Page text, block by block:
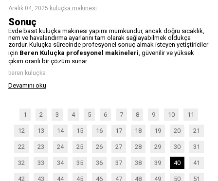
Aralık 04, 2025 kuluçka makinesi
Sonuç
Evde basit kuluçka makinesi yapımı mümkündür, ancak doğru sıcaklık,
nem ve havalandırma ayarlarını tam olarak sağlayabilmek oldukça
zordur. Kuluçka sürecinde profesyonel sonuç almak isteyen yetiştiriciler
için Beren Kuluçka profesyonel makineleri, güvenilir ve yüksek
çıkım oranlı bir çözüm sunar.
beren kuluçka
Devamını oku
1 2 3 4 5 6 7 8 9 10 11
12 13 14 15 16 17 18 19 20 21
22 23 24 25 26 27 28 29 30 31
32 33 34 35 36 37 38 39 40 41
42 43 44 45 46 47 48 49 50 51